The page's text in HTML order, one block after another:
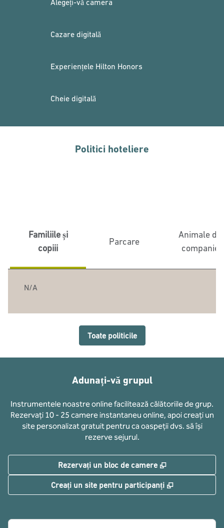
Alegeți-vă camera
Cazare digitală
Experiențele Hilton Honors
Cheie digitală
Politici hoteliere
Familiile și
copiii
Parcare
Animale de
companie
N/A
Toate politicile
Adunați-vă grupul
Instrumentele noastre online facilitează călătoriile de grup.
Rezervați 10 - 25 camere instantaneu online, apoi creați un
site personalizat gratuit pentru ca oaspeții dvs. să își
rezerve sejurul.
Rezervați un bloc de camere ,
Creați un site pentru participanți ,